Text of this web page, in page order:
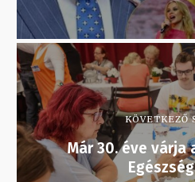
KÖVETKEZŐ
Már 30. éve várja